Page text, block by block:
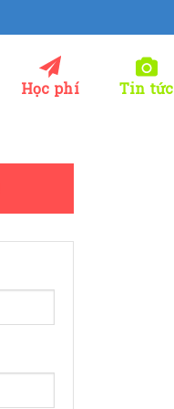
Học phí Tin tức